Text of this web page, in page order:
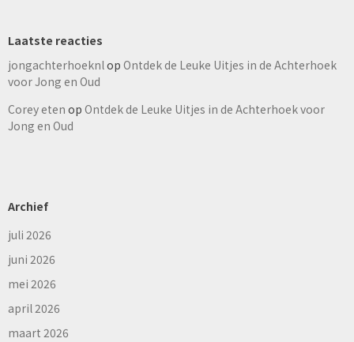
Laatste reacties
jongachterhoeknlop Ontdek de Leuke Uitjes in de Achterhoek
voor Jong en Oud
Corey eten op Ontdek de Leuke Uitjes in de Achterhoek voor
Jong en Oud
Archief
juli 2026
juni 2026
mei 2026
april 2026
maart 2026